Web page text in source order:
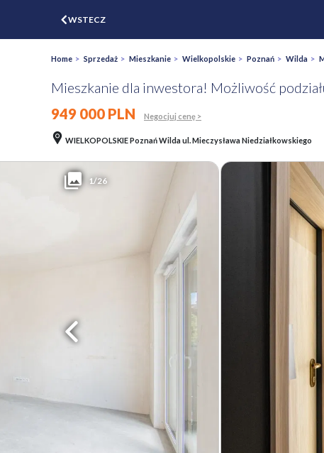
WSTECZ
Home > Sprzedaż > Mieszkanie > Wielkopolskie > Poznań > Wilda >
Mieszkanie dla inwestora! Możliwość
949 000 PLN
Negocjuj cenę >
WIELKOPOLSKIE Poznań Wilda ul. Mieczysława Niedziałkowskiego
1/26